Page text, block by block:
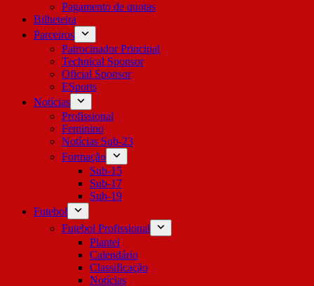
Pagamento de quotas
Bilheteira
Parceiros
Patrocinador Principal
Technical Sponsor
Oficial Sponsor
ESports
Notícias
Profissional
Feminino
Notícias Sub-23
Formação
Sub-15
Sub-17
Sub-19
Futebol
Futebol Profissional
Plantel
Calendário
Classificação
Notícias